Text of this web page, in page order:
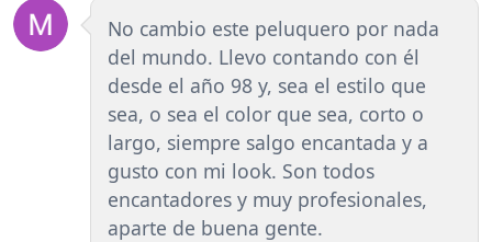
No cambio este peluquero por nada
del mundo. Llevo contando con él
desde el año 98 y, sea el estilo que
sea, o sea el color que sea, corto o
largo, siempre salgo encantada y a
gusto con mi look. Son todos
encantadores y muy profesionales,
aparte de buena gente.